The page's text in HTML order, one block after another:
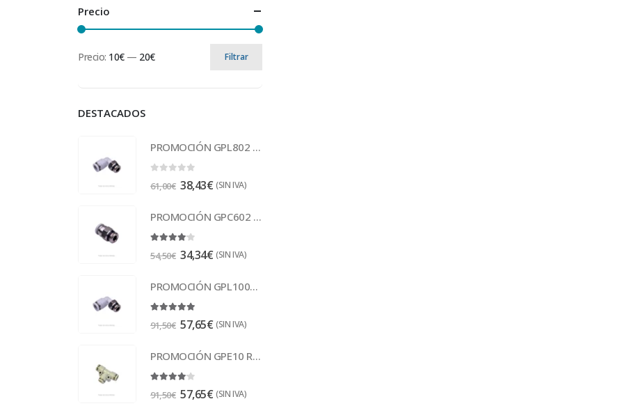
Precio
Filtrar
Precio: 10€— 20€
DESTACADOS
PROMOCIÓN GPL802 Racor
61,00€ 38,43€ (SIN IVA)
PROMOCIÓN GPC602 Racor
54,50€ 34,34€ (SIN IVA)
PROMOCIÓN GPL1003 Racor
91,50€ 57,65€ (SIN IVA)
PROMOCIÓN GPE10 Racor
91,50€ 57,65€ (SIN IVA)